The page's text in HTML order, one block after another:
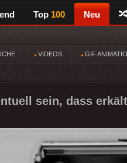
Top 100 Neu
VIDEOS GIF
sein, dass